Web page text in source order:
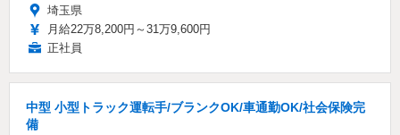
埼玉県
月給22万8,200円～31万9,600円
正社員
中型 小型トラック運転手/ブランクOK/車通勤OK/社会保険完
備